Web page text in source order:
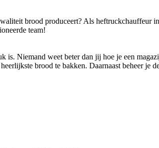
brood produceert? Als heftruckchauffeur
team!
is. Niemand weet beter dan jij hoe je een
brood te bakken. Daarnaast beheer je